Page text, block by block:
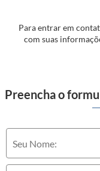
Para entrar em
com suas
Preencha o